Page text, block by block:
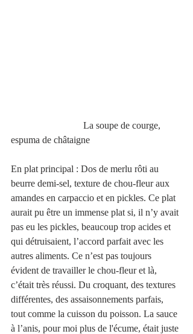
espuma de châtaigne
En plat principal : Dos de merlu rôti au
beurre demi-sel, texture de chou-fleur aux
amandes en carpaccio et en pickles. Ce plat
aurait pu être un immense plat si, il n’y avait
pas eu les pickles, beaucoup trop acides et
qui détruisaient, l’accord parfait avec les
autres aliments. Ce n’est pas toujours
évident de travailler le chou-fleur et là,
c’était très réussi. Du croquant, des textures
différentes, des assaisonnements parfais,
tout comme la cuisson du poisson. La sauce
à l’anis, pour moi plus de l'écume, était juste